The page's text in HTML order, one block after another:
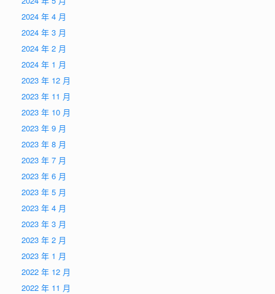
2024 年 4 月
2024 年 3 月
2024 年 2 月
2024 年 1 月
2023 年 12 月
2023 年 11 月
2023 年 10 月
2023 年 9 月
2023 年 8 月
2023 年 7 月
2023 年 6 月
2023 年 5 月
2023 年 4 月
2023 年 3 月
2023 年 2 月
2023 年 1 月
2022 年 12 月
2022 年 11 月